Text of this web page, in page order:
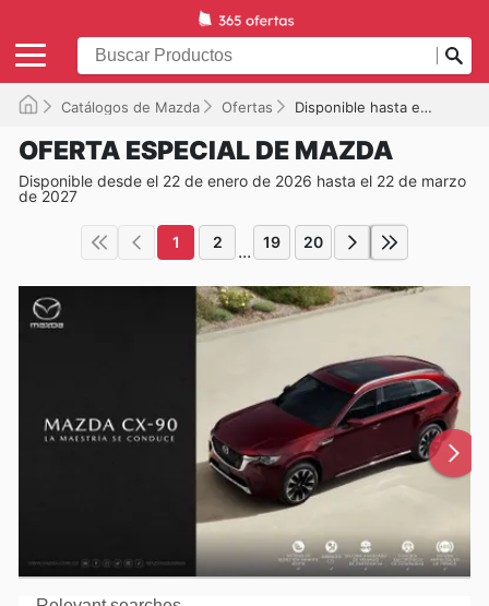
Catálogos de Mazda Ofertas Disponible hasta el 22/03/2027
OFERTA ESPECIAL DE MAZDA
Disponible desde el 22 de enero de 2026 hasta el 22 de marzo
de 2027
1 2 ... 19 20